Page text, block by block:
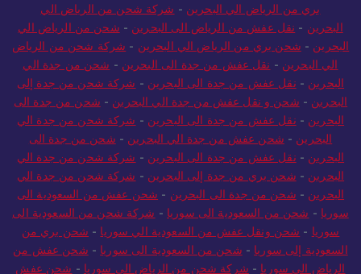
بري من الرياض الي البحرين - شركة شحن من الرياض الي
البحرين - نقل عفش من الرياض الى البحرين - شحن من الرياض الي
البحرين - شحن بري من الرياض الي البحرين - شركة شحن من الرياض
الي البحرين - نقل عفش من جدة الى البحرين - شحن من جدة الي
البحرين - نقل عفش من جدة الى البحرين - شركة شحن من جدة إلى
البحرين - شحن و نقل عفش من جدة الي البحرين - شحن من جدة الى
البحرين - نقل عفش من جدة الى البحرين - شركة شحن من جدة الي
البحرين - شحن عفش من جدة الي البحرين - شحن من جدة الى
البحرين - نقل عفش من جدة الى البحرين - شركة شحن من جدة الي
البحرين - شحن بري من جدة إلى البحرين - شركة شحن من جدة الي
البحرين - شحن من جدة الى البحرين - شحن عفش من السعودية الى
سوريا - شحن من السعودية الى سوريا - شركة شحن من السعودية الى
سوريا - شحن ونقل عفش من السعودية الي سوريا - شحن بري من
السعودية إلى سوريا - شحن من السعودية الى سوريا - شحن عفش من
الرياض الى سوريا - شركة شحن من الرياض الى سوريا - شحن عفش